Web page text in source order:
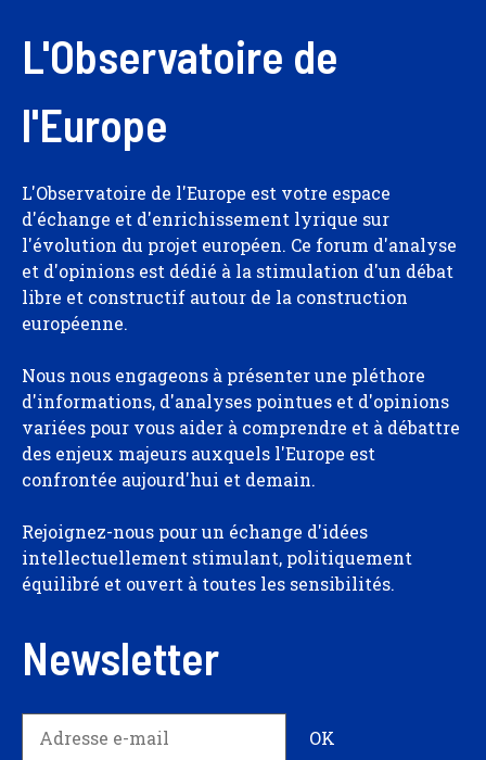
L'Observatoire de
l'Europe
L'Observatoire de l'Europe est votre espace
d'échange et d'enrichissement lyrique sur
l'évolution du projet européen. Ce forum d'analyse
et d'opinions est dédié à la stimulation d'un débat
libre et constructif autour de la construction
européenne.
Nous nous engageons à présenter une pléthore
d'informations, d'analyses pointues et d'opinions
variées pour vous aider à comprendre et à débattre
des enjeux majeurs auxquels l'Europe est
confrontée aujourd'hui et demain.
Rejoignez-nous pour un échange d'idées
intellectuellement stimulant, politiquement
équilibré et ouvert à toutes les sensibilités.
Newsletter